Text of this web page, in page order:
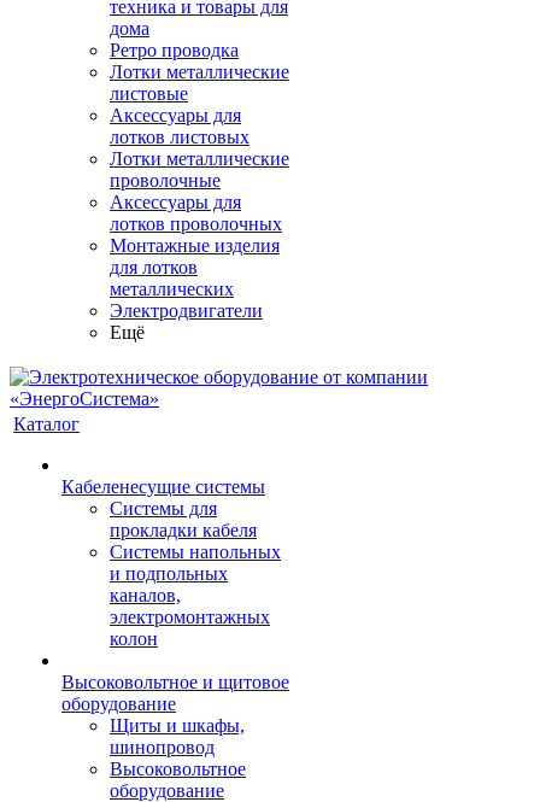
техника и товары для
дома
Ретро проводка
Лотки металлические
листовые
Аксессуары для
лотков листовых
Лотки металлические
проволочные
Аксессуары для
лотков проволочных
Монтажные изделия
для лотков
металлических
Электродвигатели
Ещё
Каталог
Кабеленесущие системы
Системы для
прокладки кабеля
Системы напольных
и подпольных
каналов,
электромонтажных
колон
Высоковольтное и щитовое
оборудование
Щиты и шкафы,
шинопровод
Высоковольтное
оборудование